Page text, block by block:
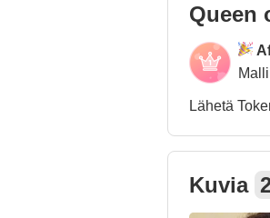
Queen
Lähetä
Kuvia